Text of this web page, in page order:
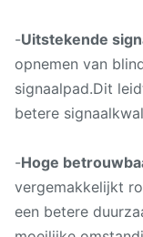
-Uitstekende
opnemen van
signaalpad.Dit
betere
-Hoge
vergemakkelijkt
een betere